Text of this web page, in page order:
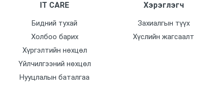
90 градус
Тийм
Горим
Шөнө өнгөтөөр хардаг
IT CARE
Бидний тухай
Холбоо барих
Хүргэлтийн нөхцөл
Үйлчилгээний нөхцөл
Нууцлалын баталгаа
Хэрэглэгч
Захиалгын түүх
Хүслийн жагсаалт